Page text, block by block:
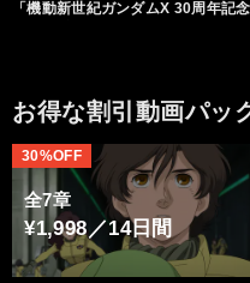
「機動新世紀ガンダムX 30周年記念
お得な割引動画パッ
全7章
¥1,998／14日間
30%OFF